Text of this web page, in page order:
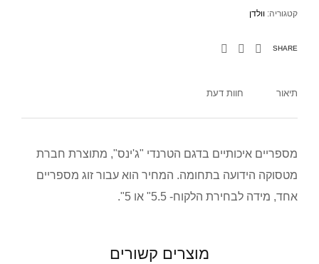
קטגוריה: וולדן
SHARE
תיאור חוות דעת
מספריים איכותיים בדגם הטרנדי "ג'ינס", מתוצרת חברת
מטסוקה הידועה בתחומה. המחיר הוא עבור זוג מספריים
אחד, מידה לבחירת הלקוח- 5.5" או 5".
מוצרים קשורים